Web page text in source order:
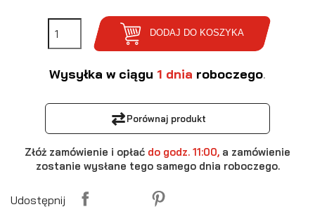
DODAJ DO KOSZYKA
Wysyłka w ciągu 1 dnia roboczego.
⇄ Porównaj produkt
Złóż zamówienie i opłać do godz. 11:00, a zamówienie
zostanie wysłane tego samego dnia roboczego.
Udostępnij